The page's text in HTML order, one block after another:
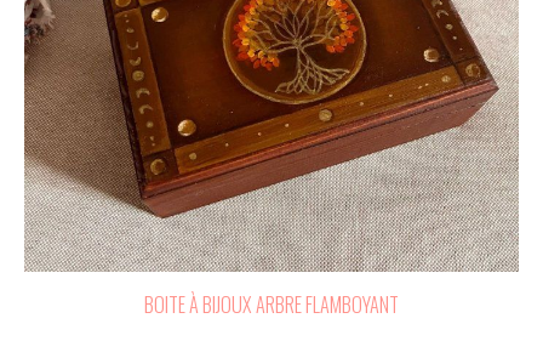
BOITE À BIJOUX ARBRE FLAMBOYANT